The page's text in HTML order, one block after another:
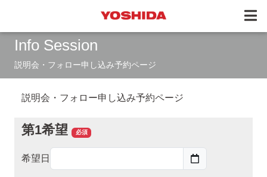
Info Session
説明会・フォロー申し込み予約ページ
説明会・フォロー申し込み予約ページ
第1希望 必須
希望日